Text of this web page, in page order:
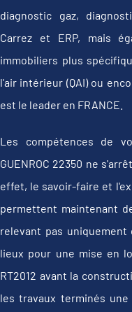
diagnostic gaz,
Carrez et ERP, mais
immobiliers plus
l'air intérieur (QAI) ou
est le leader en FRANCE.
Les compétences de
GUENROC 22350 ne
effet, le savoir-faire et
permettent maintenant
relevant pas
lieux pour une mise en
RT2012 avant la
les travaux terminés